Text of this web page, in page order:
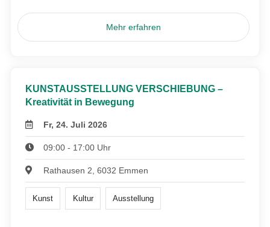
Mehr erfahren
KUNSTAUSSTELLUNG VERSCHIEBUNG –
Kreativität in Bewegung
Fr, 24. Juli 2026
09:00 - 17:00 Uhr
Rathausen 2, 6032 Emmen
Kunst Kultur Ausstellung